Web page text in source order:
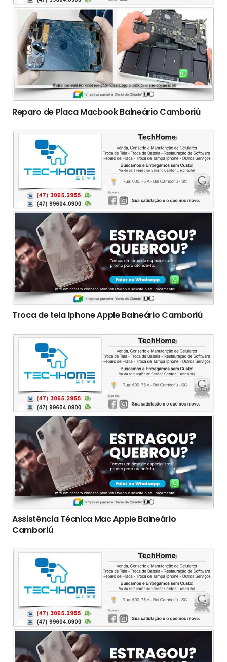
Reparo de Placa Macbook Balneário Camboriú
Troca de tela Iphone Apple Balneário Camboriú
Assistência Técnica Mac Apple Balneário
Camboriú